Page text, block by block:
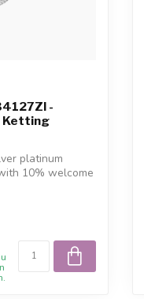
-
Ketting
platinum
10% welcome